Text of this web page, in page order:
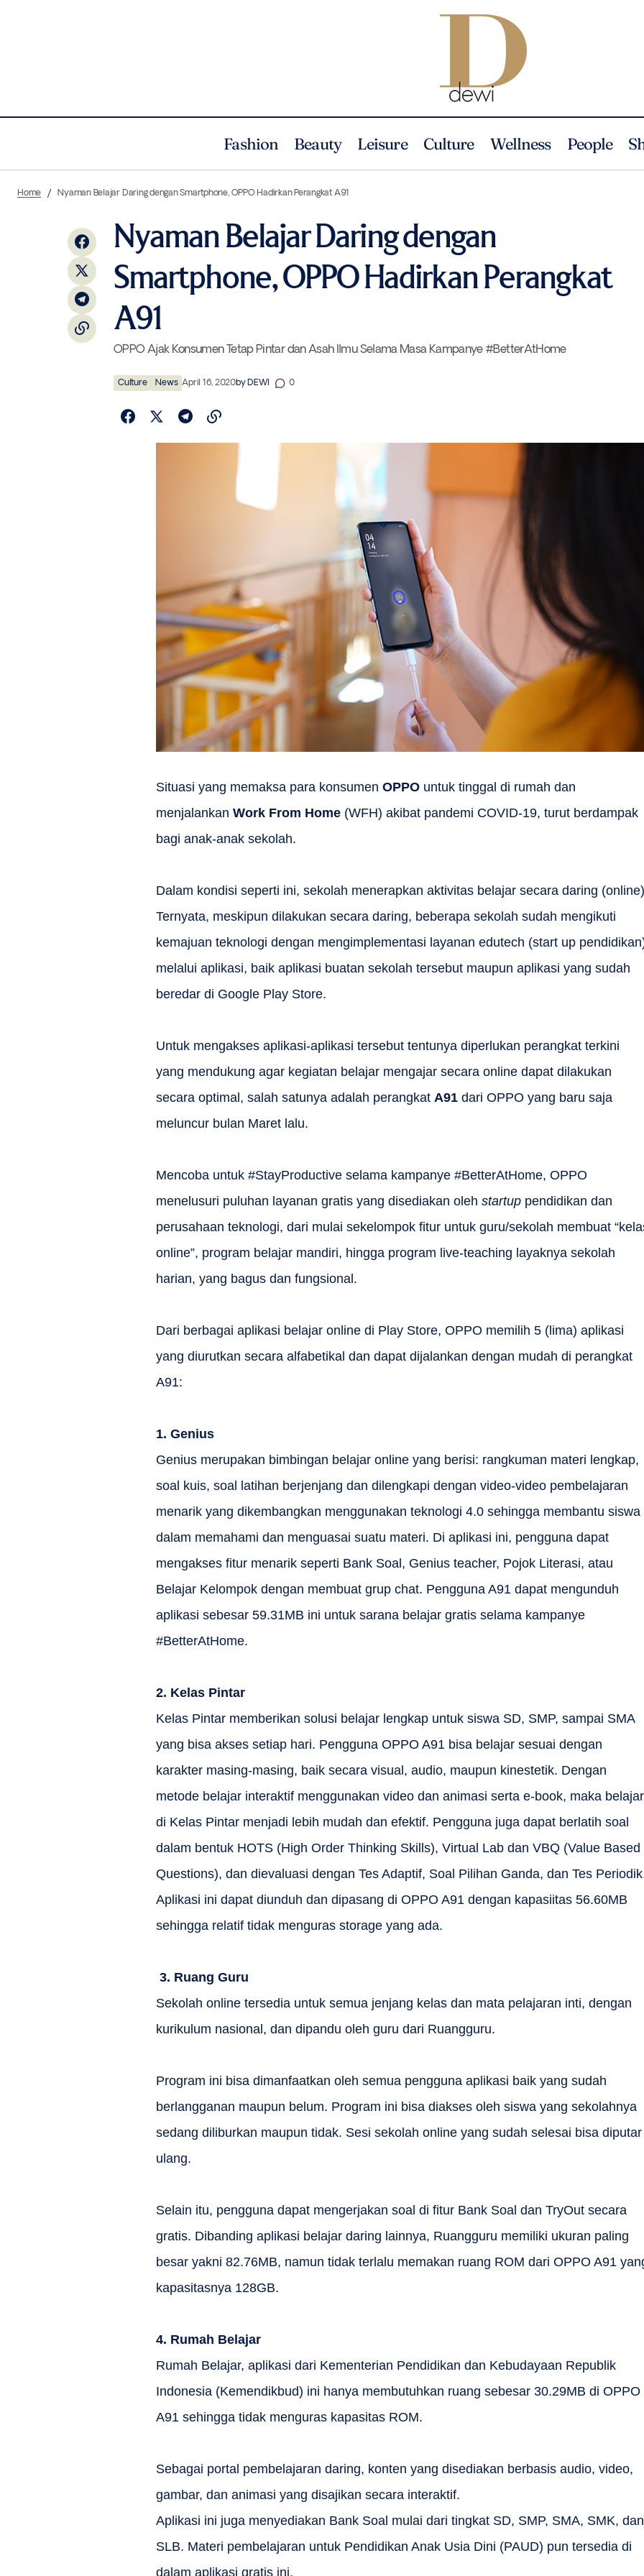
Fashion Beauty Leisure Culture Wellness People
10 Tanaman Pilihan Untuk Dekorasi
Cantik di Dalam Rumah
Culture News Nyaman Belajar Daring dengan Smartphone, OPPO Hadirkan
Home Nyaman Belajar Daring dengan Smartphone, OPPO Hadirkan Perangkat A91
Nyaman Belajar Daring dengan
Smartphone, OPPO Hadirkan Perangkat
A91
OPPO Ajak Konsumen Tetap Pintar dan Asah Ilmu Selama Masa Kampanye #BetterAtHome
Culture News April 16, 2020byDEWI 0
Situasi yang memaksa para konsumen OPPO untuk tinggal di rumah dan
menjalankan Work From Home (WFH) akibat pandemi COVID-19, turut berdampak
bagi anak-anak sekolah.
Dalam kondisi seperti ini, sekolah menerapkan aktivitas belajar secara daring
Ternyata, meskipun dilakukan secara daring, beberapa sekolah sudah mengikuti
kemajuan teknologi dengan mengimplementasi layanan edutech (start up
melalui aplikasi, baik aplikasi buatan sekolah tersebut maupun aplikasi yang sudah
beredar di Google Play Store.
Untuk mengakses aplikasi-aplikasi tersebut tentunya diperlukan perangkat terkini
yang mendukung agar kegiatan belajar mengajar secara online dapat dilakukan
secara optimal, salah satunya adalah perangkat A91 dari OPPO yang baru saja
meluncur bulan Maret lalu.
Mencoba untuk #StayProductive selama kampanye #BetterAtHome, OPPO
menelusuri puluhan layanan gratis yang disediakan oleh startup pendidikan dan
perusahaan teknologi, dari mulai sekelompok fitur untuk guru/sekolah membuat
online”, program belajar mandiri, hingga program live-teaching layaknya sekolah
harian, yang bagus dan fungsional.
Dari berbagai aplikasi belajar online di Play Store, OPPO memilih 5 (lima) aplikasi
yang diurutkan secara alfabetikal dan dapat dijalankan dengan mudah di perangkat
A91:
1. Genius
Genius merupakan bimbingan belajar online yang berisi: rangkuman materi lengkap,
soal kuis, soal latihan berjenjang dan dilengkapi dengan video-video pembelajaran
menarik yang dikembangkan menggunakan teknologi 4.0 sehingga membantu siswa
dalam memahami dan menguasai suatu materi. Di aplikasi ini, pengguna dapat
mengakses fitur menarik seperti Bank Soal, Genius teacher, Pojok Literasi, atau
Belajar Kelompok dengan membuat grup chat. Pengguna A91 dapat mengunduh
aplikasi sebesar 59.31MB ini untuk sarana belajar gratis selama kampanye
#BetterAtHome.
2. Kelas Pintar
Kelas Pintar memberikan solusi belajar lengkap untuk siswa SD, SMP, sampai SMA
yang bisa akses setiap hari. Pengguna OPPO A91 bisa belajar sesuai dengan
karakter masing-masing, baik secara visual, audio, maupun kinestetik. Dengan
metode belajar interaktif menggunakan video dan animasi serta e-book, maka belajar
di Kelas Pintar menjadi lebih mudah dan efektif. Pengguna juga dapat berlatih soal
dalam bentuk HOTS (High Order Thinking Skills), Virtual Lab dan VBQ (Value Based
Questions), dan dievaluasi dengan Tes Adaptif, Soal Pilihan Ganda, dan Tes
Aplikasi ini dapat diunduh dan dipasang di OPPO A91 dengan kapasiitas 56.60MB
sehingga relatif tidak menguras storage yang ada.
3. Ruang Guru
Sekolah online tersedia untuk semua jenjang kelas dan mata pelajaran inti, dengan
kurikulum nasional, dan dipandu oleh guru dari Ruangguru.
Program ini bisa dimanfaatkan oleh semua pengguna aplikasi baik yang sudah
berlangganan maupun belum. Program ini bisa diakses oleh siswa yang sekolahnya
sedang diliburkan maupun tidak. Sesi sekolah online yang sudah selesai bisa diputar
ulang.
Selain itu, pengguna dapat mengerjakan soal di fitur Bank Soal dan TryOut secara
gratis. Dibanding aplikasi belajar daring lainnya, Ruangguru memiliki ukuran paling
besar yakni 82.76MB, namun tidak terlalu memakan ruang ROM dari OPPO A91
kapasitasnya 128GB.
4. Rumah Belajar
Rumah Belajar, aplikasi dari Kementerian Pendidikan dan Kebudayaan Republik
Indonesia (Kemendikbud) ini hanya membutuhkan ruang sebesar 30.29MB di OPPO
A91 sehingga tidak menguras kapasitas ROM.
Sebagai portal pembelajaran daring, konten yang disediakan berbasis audio, video,
gambar, dan animasi yang disajikan secara interaktif.
Aplikasi ini juga menyediakan Bank Soal mulai dari tingkat SD, SMP, SMA, SMK, dan
SLB. Materi pembelajaran untuk Pendidikan Anak Usia Dini (PAUD) pun tersedia di
dalam aplikasi gratis ini.